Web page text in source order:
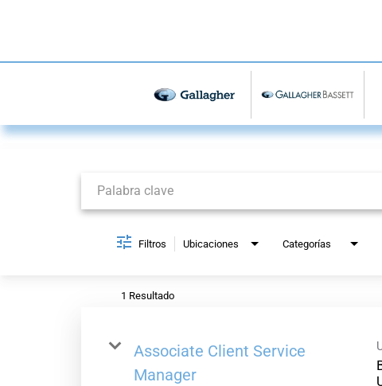
Job Search Page
Filtros Ubicaciones Categorías
1 Resultado
Associate Client Service
Manager